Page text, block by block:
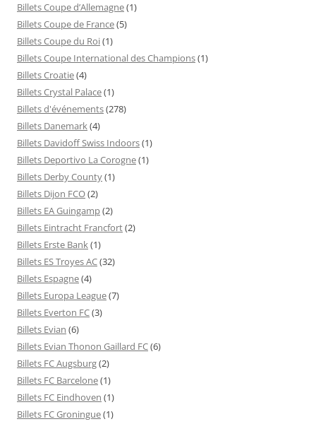
Billets Coupe d’Allemagne(1)
Billets Coupe de France(5)
Billets Coupe du Roi(1)
Billets Coupe International des Champions(1)
Billets Croatie(4)
Billets Crystal Palace(1)
Billets d'événements(278)
Billets Danemark(4)
Billets Davidoff Swiss Indoors(1)
Billets Deportivo La Corogne(1)
Billets Derby County(1)
Billets Dijon FCO(2)
Billets EA Guingamp(2)
Billets Eintracht Francfort(2)
Billets Erste Bank(1)
Billets ES Troyes AC(32)
Billets Espagne(4)
Billets Europa League(7)
Billets Everton FC(3)
Billets Evian (6)
Billets Evian Thonon Gaillard FC(6)
Billets FC Augsburg(2)
Billets FC Barcelone(1)
Billets FC Eindhoven (1)
Billets FC Groningue(1)